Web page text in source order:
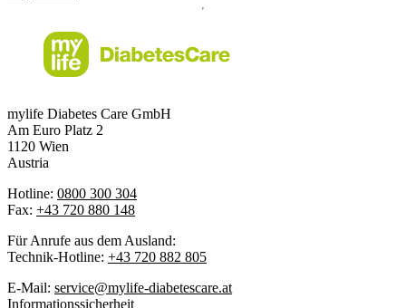
mylife Diabetes Care GmbH
Am Euro Platz 2
1120 Wien
Austria
Hotline: 0800 300 304
Fax: +43 720 880 148
Für Anrufe aus dem Ausland:
Technik-Hotline: +43 720 882 805
E-Mail: service@mylife-diabetescare.at
Informationssicherheit